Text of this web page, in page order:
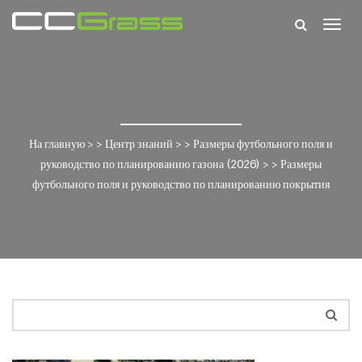
На главную > > Центр знаний > > Размеры футбольного поля и
руководство по планированию газона (2026) > > Размеры
футбольного поля и руководство по планированию покрытия